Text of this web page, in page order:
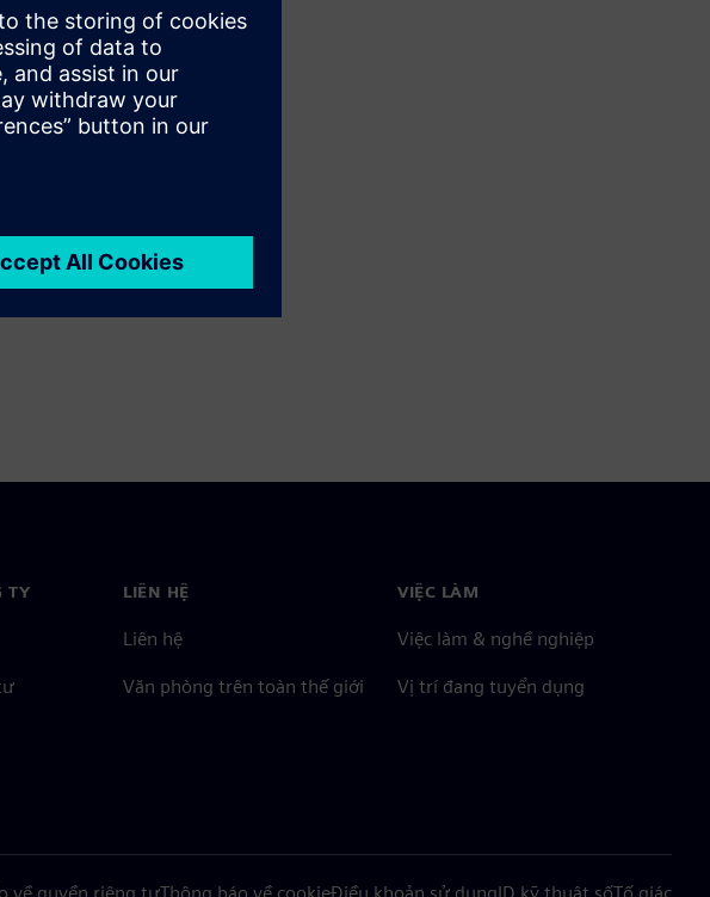
TY LIÊN HỆ
Liên hệ
Văn phòng trên toàn thế giới
VIỆC LÀM
Việc làm & nghề nghiệp
Vị trí đang tuyển dụng